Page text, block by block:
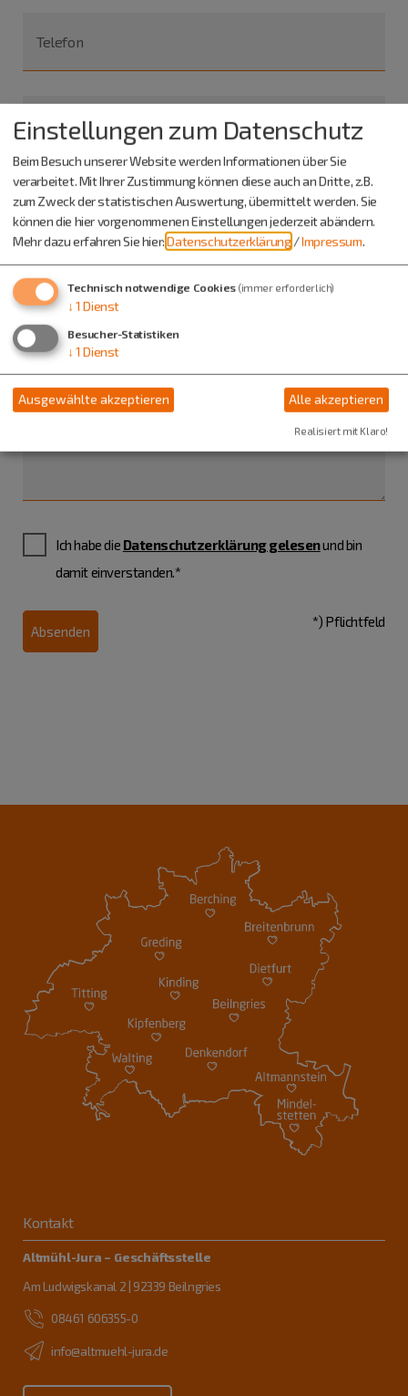
Telefon
E-Mail
Ja, bitte lassen Sie mir weitere Informationen zum
aktuellen Stand der regionalen Vermarktung im Bereich
Altmühl-Jura zukommen.
Ich habe Interesse, mich als Fördermitglied an einer
regionalen Vermarktungsgemeinschaft zu beteiligen.
Nachricht
Ich habe die Datenschutzerklärung gelesenund bin
damit einverstanden.*
Absenden
*) Pflichtfeld
Kontakt
Altmühl-Jura – Geschäftsstelle
Am Ludwigskanal 2 | 92339 Beilngries
08461 606355-0
info@altmuehl-jura.de
Einstellungen zum Datenschutz
Beim Besuch unserer Website werden Informationen über Sie
verarbeitet. Mit Ihrer Zustimmung können diese auch an Dritte, z.B.
zum Zweck der statistischen Auswertung, übermittelt werden. Sie
können die hier vorgenommenen Einstellungen jederzeit abändern.
Mehr dazu erfahren Sie hier:Datenschutzerklärung /Impressum.
Technisch notwendige Cookies (immer erforderlich)
↓ 1 Dienst
Besucher-Statistiken
↓ 1 Dienst
Ausgewählte akzeptieren Alle akzeptieren
Realisiert mit Klaro!